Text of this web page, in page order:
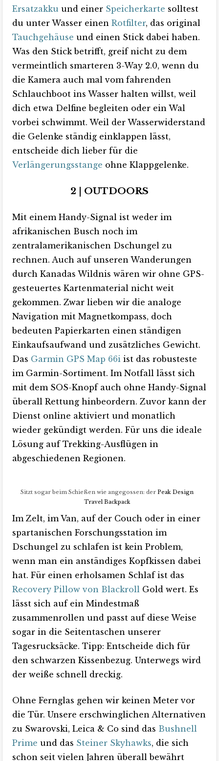
Ersatzakku und einer Speicherkarte solltest
du unter Wasser einenRotfilter, das original
Tauchgehäuse und einen Stick dabei haben.
Was den Stick betrifft, greif nicht zu dem
vermeintlich smarteren 3-Way 2.0, wenn du
die Kamera auch mal vom fahrenden
Schlauchboot ins Wasser halten willst, weil
dich etwa Delfine begleiten oder ein Wal
vorbei schwimmt. Weil der Wasserwiderstand
die Gelenke ständig einklappen lässt,
entscheide dich lieber für die
Verlängerungsstange ohne Klappgelenke.
2 | OUTDOORS
Mit einem Handy-Signal ist weder im
afrikanischen Busch noch im
zentralamerikanischen Dschungel zu
rechnen. Auch auf unseren Wanderungen
durch Kanadas Wildnis wären wir ohne GPS-
gesteuertes Kartenmaterial nicht weit
gekommen. Zwar lieben wir die analoge
Navigation mit Magnetkompass, doch
bedeuten Papierkarten einen ständigen
Einkaufsaufwand und zusätzliches Gewicht.
Das Garmin GPS Map 66i ist das robusteste
im Garmin-Sortiment. Im Notfall lässt sich
mit dem SOS-Knopf auch ohne Handy-Signal
überall Rettung hinbeordern. Zuvor kann der
Dienst online aktiviert und monatlich
wieder gekündigt werden. Für uns die ideale
Lösung auf Trekking-Ausflügen in
abgeschiedenen Regionen.
Sitzt sogar beim Schießen wie angegossen: der Peak Design
Travel Backpack
Im Zelt, im Van, auf der Couch oder in einer
spartanischen Forschungsstation im
Dschungel zu schlafen ist kein Problem,
wenn man ein anständiges Kopfkissen dabei
hat. Für einen erholsamen Schlaf ist das
Recovery Pillow von Blackroll Gold wert. Es
lässt sich auf ein Mindestmaß
zusammenrollen und passt auf diese Weise
sogar in die Seitentaschen unserer
Tagesrucksäcke. Tipp: Entscheide dich für
den schwarzen Kissenbezug. Unterwegs wird
der weiße schnell dreckig.
Ohne Fernglas gehen wir keinen Meter vor
die Tür. Unsere erschwinglichen Alternativen
zu Swarovski, Leica & Co sind das Bushnell
Prime und das Steiner Skyhawks, die sich
schon seit vielen Jahren überall bewährt